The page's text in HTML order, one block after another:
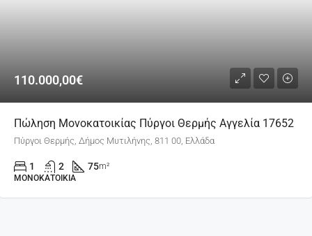
110.000,00€
Πώληση Μονοκατοικίας Πύργοι Θερμής Αγγελία 17652
Πύργοι Θερμής, Δήμος Μυτιλήνης, 811 00, Ελλάδα
1 2 75m²
ΜΟΝΟΚΑΤΟΙΚΊΑ